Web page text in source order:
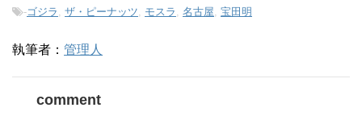
-ゴジラ ザ・ピーナッツ モスラ 名古屋 宝田明
執筆者： 管理人
comment